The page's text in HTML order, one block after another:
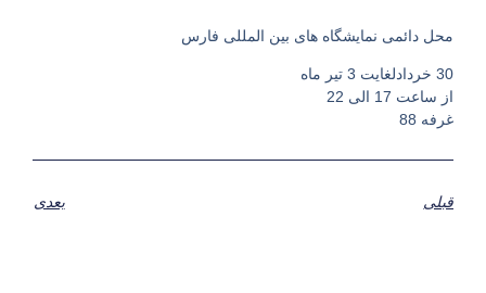
محل دائمی نمایشگاه های بین المللی فارس
30 خردادلغایت 3 تیر ماه
از ساعت 17 الی 22
غرفه 88
قبلی بعدی